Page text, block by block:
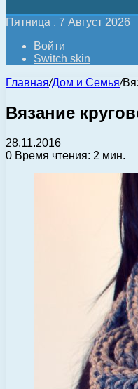
Пятница , 7 Август 2026
Войти
Switch skin
Главная/Дом и Семья/
Вязание
28.11.2016
0 Время чтения: 2 мин.